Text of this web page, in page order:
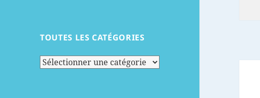
TOUTES LES CATÉGORIES
Toutes